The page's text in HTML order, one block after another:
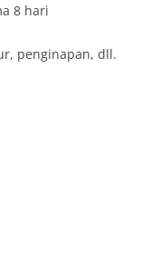
8 hari
penginapan, dll.